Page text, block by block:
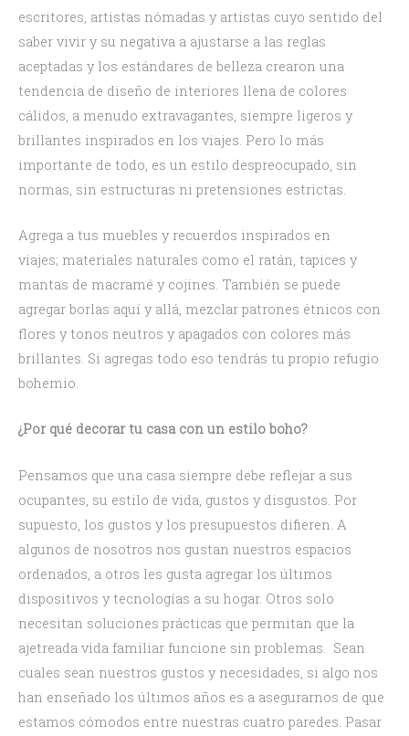
escritores, artistas nómadas y artistas cuyo sentido del
saber vivir y su negativa a ajustarse a las reglas
aceptadas y los estándares de belleza crearon una
tendencia de diseño de interiores llena de colores
cálidos, a menudo extravagantes, siempre ligeros y
brillantes inspirados en los viajes. Pero lo más
importante de todo, es un estilo despreocupado, sin
normas, sin estructuras ni pretensiones estrictas.
Agrega a tus muebles y recuerdos inspirados en
viajes; materiales naturales como el ratán, tapices y
mantas de macramé y cojines. También se puede
agregar borlas aquí y allá, mezclar patrones étnicos con
flores y tonos neutros y apagados con colores más
brillantes. Si agregas todo eso tendrás tu propio refugio
bohemio.
¿Por qué decorar tu casa con un estilo boho?
Pensamos que una casa siempre debe reflejar a sus
ocupantes, su estilo de vida, gustos y disgustos. Por
supuesto, los gustos y los presupuestos difieren. A
algunos de nosotros nos gustan nuestros espacios
ordenados, a otros les gusta agregar los últimos
dispositivos y tecnologías a su hogar. Otros solo
necesitan soluciones prácticas que permitan que la
ajetreada vida familiar funcione sin problemas. Sean
cuales sean nuestros gustos y necesidades, si algo nos
han enseñado los últimos años es a asegurarnos de que
estamos cómodos entre nuestras cuatro paredes. Pasar